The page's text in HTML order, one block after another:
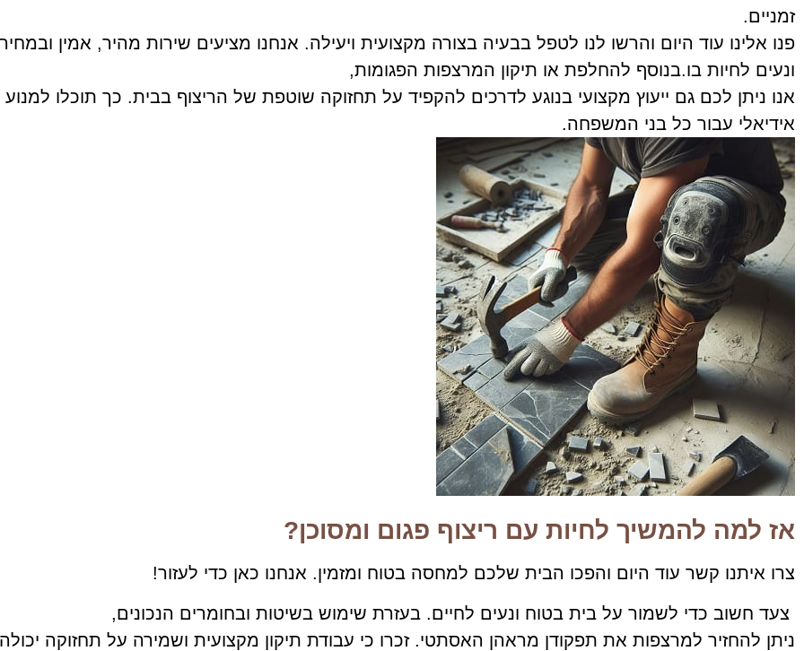
זמניים.
פנו אלינו עוד היום והרשו לנו לטפל בבעיה בצורה מקצועית ויעילה. אנחנו מציעים שירות מהיר, אמין
ונעים לחיות בו.בנוסף להחלפת או תיקון המרצפות הפגומות,
אנו ניתן לכם גם ייעוץ מקצועי בנוגע לדרכים להקפיד על תחזוקה שוטפת של הריצוף בבית. כך תוכלו למנוע
אידיאלי עבור כל בני המשפחה.
אז למה להמשיך לחיות עם ריצוף פגום ומסוכן?
צרו איתנו קשר עוד היום והפכו הבית שלכם למחסה בטוח ומזמין. אנחנו כאן כדי לעזור!
צעד חשוב כדי לשמור על בית בטוח ונעים לחיים. בעזרת שימוש בשיטות ובחומרים הנכונים,
ניתן להחזיר למרצפות את תפקודן מראהן האסתטי. זכרו כי עבודת תיקון מקצועית ושמירה על תחזוקה